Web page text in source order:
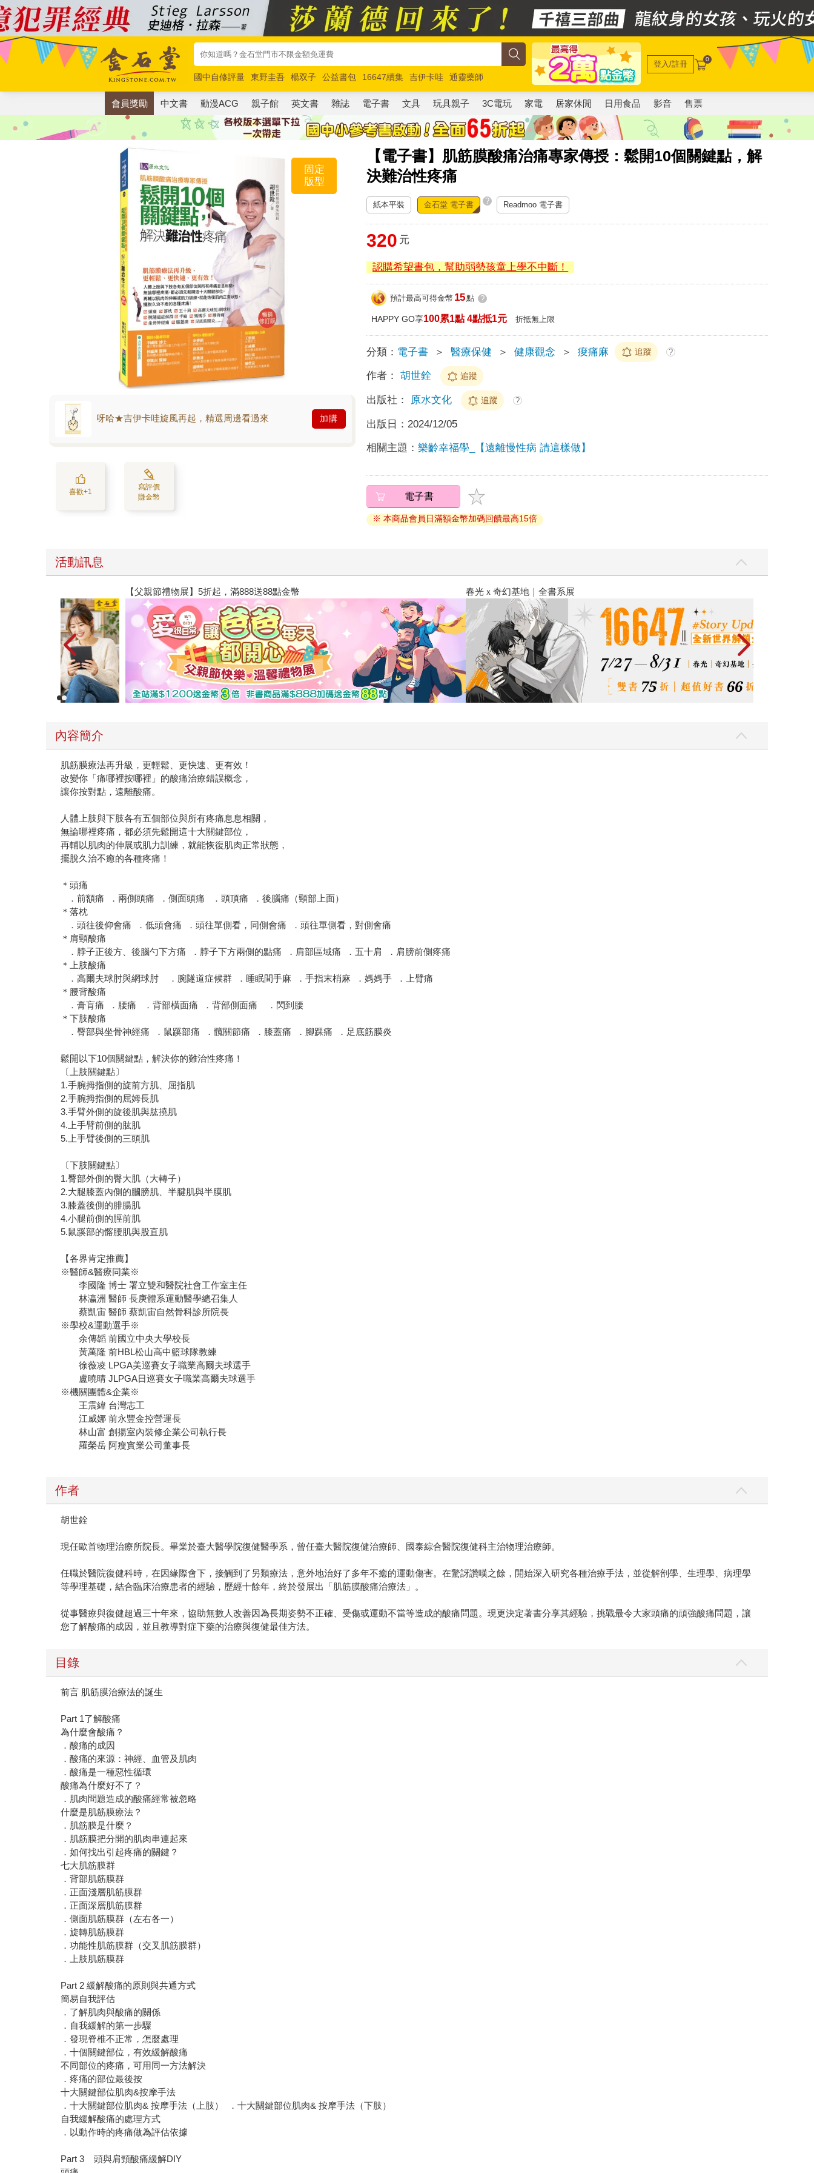
國中自修評量 東野圭吾 楊双子 公益書包 16647續集 吉伊卡哇
通靈藥師
唯紅花綻放
奧德賽 路邊攤新作 馬斯克 玩具總動員5 超慢跑
登入/註冊 0
會員獎勵 中文書 動漫ACG 親子館 英文書 雜誌 電子書 文具 玩具親子 3C電玩 家電 居家休閒 日用食品 影音 售票
【電子書】肌筋膜酸痛治痛專家傳授：鬆開10個關鍵點，解
決難治性疼痛
固定
版型
呀哈★吉伊卡哇旋風再起，精選周邊看過來 加購
喜歡+1
寫評價
賺金幣
紙本平裝 金石堂 電子書 ? Readmoo 電子書
320 元
認購希望書包，幫助弱勢孩童上學不中斷！
預計最高可得金幣 15點 ?
HAPPY GO享100累1點 4點抵1元 折抵無上限
分類： 電子書 ＞ 醫療保健 ＞ 健康觀念 ＞ 痠痛麻 追蹤 ?
作者： 胡世銓 追蹤
出版社： 原水文化 追蹤 ?
出版日： 2024/12/05
相關主題：樂齡幸福學_【遠離慢性病 請這樣做】
電子書
※ 本商品會員日滿額金幣加碼回饋最高15倍
活動訊息
【父親節禮物展】5折起，滿888送88點金幣 春光ｘ奇幻基地｜全書系展
內容簡介
肌筋膜療法再升級，更輕鬆、更快速、更有效！
改變你「痛哪裡按哪裡」的酸痛治療錯誤概念，
讓你按對點，遠離酸痛。
人體上肢與下肢各有五個部位與所有疼痛息息相關，
無論哪裡疼痛，都必須先鬆開這十大關鍵部位，
再輔以肌肉的伸展或肌力訓練，就能恢復肌肉正常狀態，
擺脫久治不癒的各種疼痛！
＊頭痛
．前額痛 ．兩側頭痛 ．側面頭痛 ．頭頂痛 ．後腦痛（頸部上面）
＊落枕
．頭往後仰會痛 ．低頭會痛 ．頭往單側看，同側會痛 ．頭往單側看，對側會痛
＊肩頸酸痛
．脖子正後方、後腦勺下方痛 ．脖子下方兩側的點痛 ．肩部區域痛 ．五十肩 ．肩膀前側疼痛
＊上肢酸痛
．高爾夫球肘與網球肘 ．腕隧道症候群 ．睡眠間手麻 ．手指末梢麻 ．媽媽手 ．上臂痛
＊腰背酸痛
．膏肓痛 ．腰痛 ．背部橫面痛 ．背部側面痛 ．閃到腰
＊下肢酸痛
．臀部與坐骨神經痛 ．鼠蹊部痛 ．髖關節痛 ．膝蓋痛 ．腳踝痛 ．足底筋膜炎
鬆開以下10個關鍵點，解決你的難治性疼痛！
〔上肢關鍵點〕
1.手腕拇指側的旋前方肌、屈指肌
2.手腕拇指側的屈姆長肌
3.手臂外側的旋後肌與肱撓肌
4.上手臂前側的肱肌
5.上手臂後側的三頭肌
〔下肢關鍵點〕
1.臀部外側的臀大肌（大轉子）
2.大腿膝蓋內側的膕膀肌、半腱肌與半膜肌
3.膝蓋後側的腓腸肌
4.小腿前側的脛前肌
5.鼠蹊部的髂腰肌與股直肌
【各界肯定推薦】
※醫師&醫療同業※
李國隆 博士 署立雙和醫院社會工作室主任
林瀛洲 醫師 長庚體系運動醫學總召集人
蔡凱宙 醫師 蔡凱宙自然骨科診所院長
※學校&運動選手※
余傳韜 前國立中央大學校長
黃萬隆 前HBL松山高中籃球隊教練
徐薇凌 LPGA美巡賽女子職業高爾夫球選手
盧曉晴 JLPGA日巡賽女子職業高爾夫球選手
※機關團體&企業※
王震緯 台灣志工
江威娜 前永豐金控營運長
林山富 創揚室內裝修企業公司執行長
羅榮岳 阿瘦實業公司董事長
作者
胡世銓
現任歐首物理治療所院長。畢業於臺大醫學院復健醫學系，曾任臺大醫院復健治療師、國泰綜合醫院復健科主治物理治療師。
任職於醫院復健科時，在因緣際會下，接觸到了另類療法，意外地治好了多年不癒的運動傷害。在驚訝讚嘆之餘，開始深入研究各種治療手法，並從解剖學、生理學、病理學
等學理基礎，結合臨床治療患者的經驗，歷經十餘年，終於發展出「肌筋膜酸痛治療法」。
從事醫療與復健超過三十年來，協助無數人改善因為長期姿勢不正確、受傷或運動不當等造成的酸痛問題。現更決定著書分享其經驗，挑戰最令大家頭痛的頑強酸痛問題，讓
您了解酸痛的成因，並且教導對症下藥的治療與復健最佳方法。
目錄
前言 肌筋膜治療法的誕生
Part 1了解酸痛
為什麼會酸痛？
．酸痛的成因
．酸痛的來源：神經、血管及肌肉
．酸痛是一種惡性循環
酸痛為什麼好不了？
．肌肉問題造成的酸痛經常被忽略
什麼是肌筋膜療法？
．肌筋膜是什麼？
．肌筋膜把分開的肌肉串連起來
．如何找出引起疼痛的關鍵？
七大肌筋膜群
．背部肌筋膜群
．正面淺層肌筋膜群
．正面深層肌筋膜群
．側面肌筋膜群（左右各一）
．旋轉肌筋膜群
．功能性肌筋膜群（交叉肌筋膜群）
．上肢肌筋膜群
Part 2 緩解酸痛的原則與共通方式
簡易自我評估
．了解肌肉與酸痛的關係
．自我緩解的第一步驟
．發現脊椎不正常，怎麼處理
．十個關鍵部位，有效緩解酸痛
不同部位的疼痛，可用同一方法解決
．疼痛的部位最後按
十大關鍵部位肌肉&按摩手法
．十大關鍵部位肌肉& 按摩手法（上肢） ．十大關鍵部位肌肉& 按摩手法（下肢）
自我緩解酸痛的處理方式
．以動作時的疼痛做為評估依據
Part 3 頭與肩頸酸痛緩解DIY